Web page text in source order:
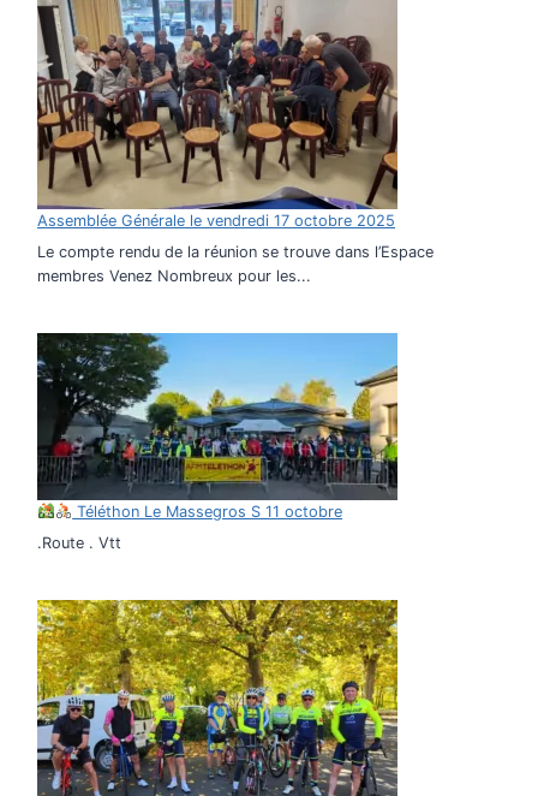
Assemblée Générale le vendredi 17 octobre 2025
Le compte rendu de la réunion se trouve dans l’Espace
membres Venez Nombreux pour les...
Téléthon Le Massegros S 11 octobre
.Route . Vtt